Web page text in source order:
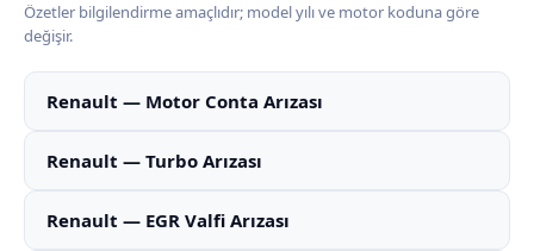
Özetler bilgilendirme amaçlıdır; model yılı ve motor koduna göre
değişir.
Renault — Motor Conta Arızası
Renault — Turbo Arızası
Renault — EGR Valfi Arızası